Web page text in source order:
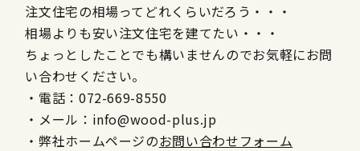
注文住宅の相場ってどれくらいだろう・・・
相場よりも安い注文住宅を建てたい・・・
ちょっとしたことでも構いませんのでお気軽にお問
い合わせください。
・電話：072-669-8550
・メール：info@wood-plus.jp
・弊社ホームページのお問い合わせフォーム